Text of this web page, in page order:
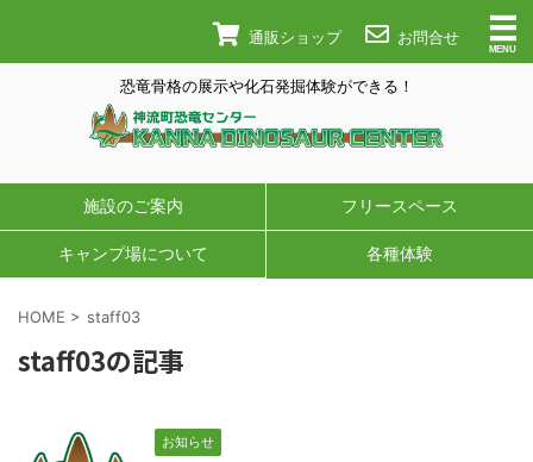
通販ショップ お問合せ
恐竜骨格の展示や化石発掘体験ができる！
施設のご案内 フリースペース
キャンプ場について 各種体験
HOME > staff03
staff03の記事
お知らせ